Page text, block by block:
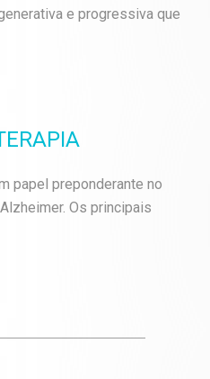
e progressiva que
papel preponderante no
Os principais